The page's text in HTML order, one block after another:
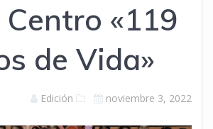
Centro «119
de Vida»
Edición noviembre 3, 2022